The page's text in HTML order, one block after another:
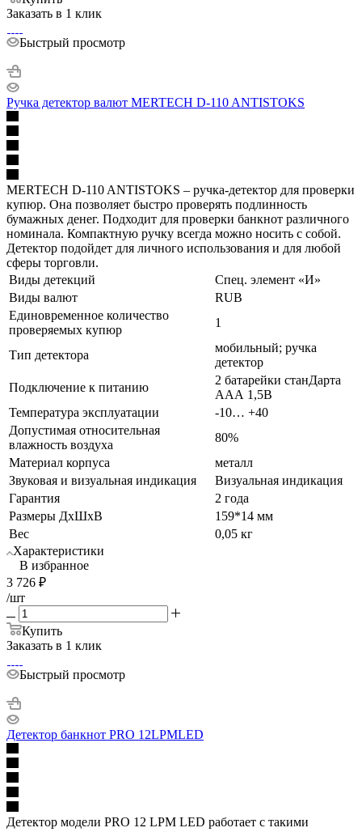
Заказать в 1 клик
Быстрый просмотр
Ручка детектор валют MERTECH D-110 ANTISTOKS
MERTECH D-110 ANTISTOKS – ручка-детектор для проверки
купюр. Она позволяет быстро проверять подлинность
бумажных денег. Подходит для проверки банкнот различного
номинала. Компактную ручку всегда можно носить с собой.
Детектор подойдет для личного использования и для любой
сферы торговли.
Виды детекций
Спец. элемент «И»
Виды валют
RUB
Единовременное количество
проверяемых купюр
1
Тип детектора
мобильный; ручка
детектор
Подключение к питанию
2 батарейки станДарта
ААА 1,5В
Температура эксплуатации
-10… +40
Допустимая относительная
влажность воздуха
80%
Материал корпуса
металл
Звуковая и визуальная индикация
Визуальная индикация
Гарантия
2 года
Размеры ДхШхВ
159*14 мм
Вес
0,05 кг
Характеристики
В избранное
3 726 ₽
/шт
Купить
Заказать в 1 клик
Быстрый просмотр
Детектор банкнот PRO 12LPMLED
Детектор модели PRO 12 LPM LED работает с такими